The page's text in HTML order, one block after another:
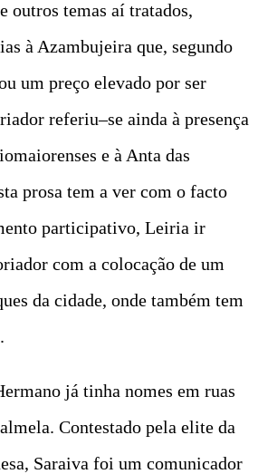
outros temas aí tratados,
à Azambujeira que, segundo
um preço elevado por ser
referiu–se ainda à presença
e à Anta das
prosa tem a ver com o facto
participativo, Leiria ir
com a colocação de um
da cidade, onde também tem
já tinha nomes em ruas
Contestado pela elite da
Saraiva foi um comunicador